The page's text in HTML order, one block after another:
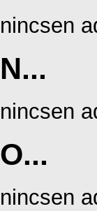
nincsen
N...
nincsen
O...
nincsen